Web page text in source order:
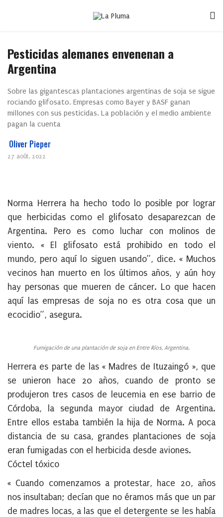
Pesticidas alemanes envenenan a
Argentina
Sobre las gigantescas plantaciones argentinas de soja se sigue
rociando glifosato. Empresas como Bayer y BASF ganan
millones con sus pesticidas. La población y el medio ambiente
pagan la cuenta
Oliver Pieper
27 août, 2022
Norma Herrera ha hecho todo lo posible por lograr
que herbicidas como el glifosato desaparezcan de
Argentina. Pero es como luchar con molinos de
viento. « El glifosato está prohibido en todo el
mundo, pero aquí lo siguen usando”, dice. « Muchos
vecinos han muerto en los últimos años, y aún hoy
hay personas que mueren de cáncer. Lo que hacen
aquí las empresas de soja no es otra cosa que un
ecocidio”, asegura.
Fumigación de una plantación de soja en Entre Ríos, Argentina.
Herrera es parte de las « Madres de Ituzaingó », que
se unieron hace 20 años, cuando de pronto se
produjeron tres casos de leucemia en ese barrio de
Córdoba, la segunda mayor ciudad de Argentina.
Entre ellos estaba también la hija de Norma. A poca
distancia de su casa, grandes plantaciones de soja
eran fumigadas con el herbicida desde aviones.
Cóctel tóxico
« Cuando comenzamos a protestar, hace 20, años
nos insultaban; decían que no éramos más que un par
de madres locas, a las que el detergente se les había